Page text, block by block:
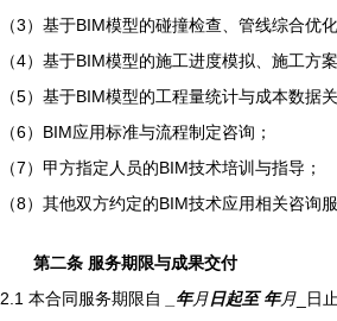
（3）基于BIM模型的碰撞检查、管线综合优
（4）基于BIM模型的施工进度模拟、施工方案
（5）基于BIM模型的工程量统计与成本数据
（6）BIM应用标准与流程制定咨询；
（7）甲方指定人员的BIM技术培训与指导；
（8）其他双方约定的BIM技术应用相关咨询服
第二条 服务期限与成果交付
2.1 本合同服务期限自
_年月日起至年月 _日